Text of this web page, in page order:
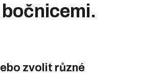
zvolit různé